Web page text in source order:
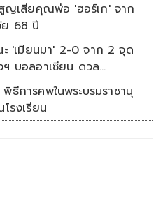
สูญเสียคุณพ่อ 'ฮอร์เก' จาก
ย 68 ปี
ะ 'เมียนมา' 2-0 จาก 2 จุด
ฯ บอลอาเซียน ดวล
ธีการศพในพระบรมราชานุ
โรงเรียน